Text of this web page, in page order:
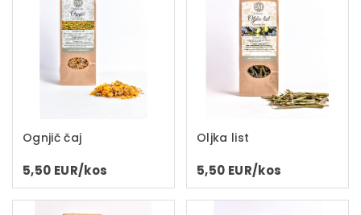
Ognjič čaj
5,50 EUR/kos
Oljka list
5,50 EUR/kos